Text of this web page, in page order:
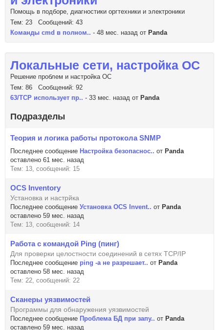
Помощь в подборе, диагностики оргтехники и электроники
Тем: 23 Сообщений: 43
Команды cmd в полном.. - 48 мес. назад от Panda
Локальные сети, настройка ОС
Решение проблем и настройка ОС
Тем: 86 Сообщений: 92
63/TCP использует пр.. - 33 мес. назад от Panda
Подразделы
Теория и логика работы протокола SNMP
Последнее сообщение Настройка безопаснос.. от Panda
оставлено 61 мес. назад
Тем: 13, сообщений: 15
OCS Inventory
Установка и настрйка
Последнее сообщение Установка OCS Invent.. от Panda
оставлено 59 мес. назад
Тем: 13, сообщений: 14
Работа с командой Ping (пинг)
Для проверки целостности соединений в сетях TCP/IP
Последнее сообщение ping -a не разрешает.. от Panda
оставлено 58 мес. назад
Тем: 22, сообщений: 22
Сканеры уязвимостей
Программы для обнаружения уязвимостей
Последнее сообщение Проблема БД при запу.. от Panda
оставлено 59 мес. назад